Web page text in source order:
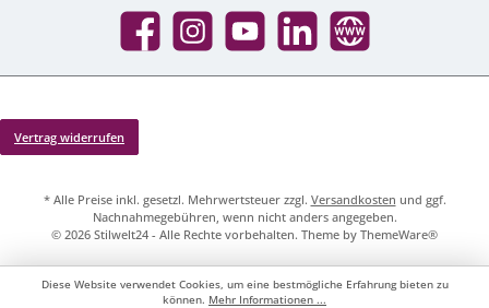
Facebook InstagramYouTube LinkedIn Website
Vertrag widerrufen
* Alle Preise inkl. gesetzl. Mehrwertsteuer zzgl. Versandkosten und ggf.
Nachnahmegebühren, wenn nicht anders angegeben.
© 2026 Stilwelt24 - Alle Rechte vorbehalten. Theme by ThemeWare®
Diese Website verwendet Cookies, um eine bestmögliche Erfahrung bieten zu
können. Mehr Informationen ...